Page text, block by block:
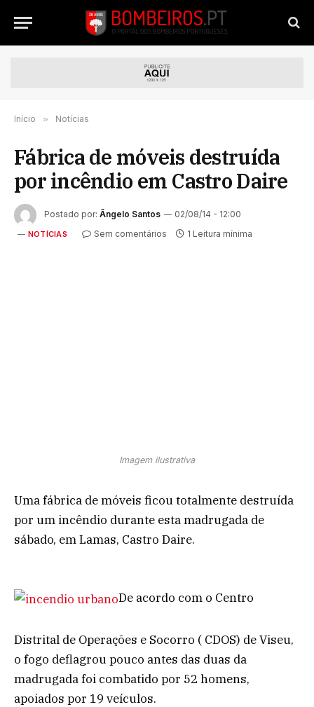
Início » Notícias
Fábrica de móveis destruída
por incêndio em Castro Daire
Postado por: Ângelo Santos 02/08/14 - 12:00
NOTÍCIAS Sem comentários 1 Leitura mínima
Imagem ilustrativa
Uma fábrica de móveis ficou totalmente destruída
por um incêndio durante esta madrugada de
sábado, em Lamas, Castro Daire.
De acordo com o Centro
Distrital de Operações e Socorro ( CDOS) de Viseu,
o fogo deflagrou pouco antes das duas da
madrugada foi combatido por 52 homens,
apoiados por 19 veículos.